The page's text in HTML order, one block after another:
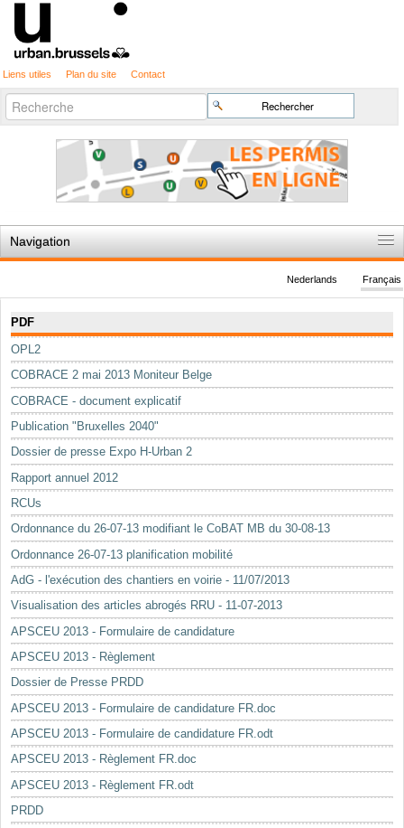
Liens utiles Plan du site Contact
Chercher par
Recherche
avancée…
Navigation
Règles du jeu
Permis d'urbanisme
Cartographie
Etudes et publications
Mots-clés
Renseignements urbanistiques
Français
Nederlands
PDF
OPL2
COBRACE 2 mai 2013 Moniteur Belge
COBRACE - document explicatif
Publication "Bruxelles 2040"
Dossier de presse Expo H-Urban 2
Rapport annuel 2012
RCUs
Ordonnance du 26-07-13 modifiant le CoBAT MB du 30-08-13
Ordonnance 26-07-13 planification mobilité
AdG - l'exécution des chantiers en voirie - 11/07/2013
Visualisation des articles abrogés RRU - 11-07-2013
APSCEU 2013 - Formulaire de candidature
APSCEU 2013 - Règlement
Dossier de Presse PRDD
APSCEU 2013 - Formulaire de candidature FR.doc
APSCEU 2013 - Formulaire de candidature FR.odt
APSCEU 2013 - Règlement FR.doc
APSCEU 2013 - Règlement FR.odt
PRDD